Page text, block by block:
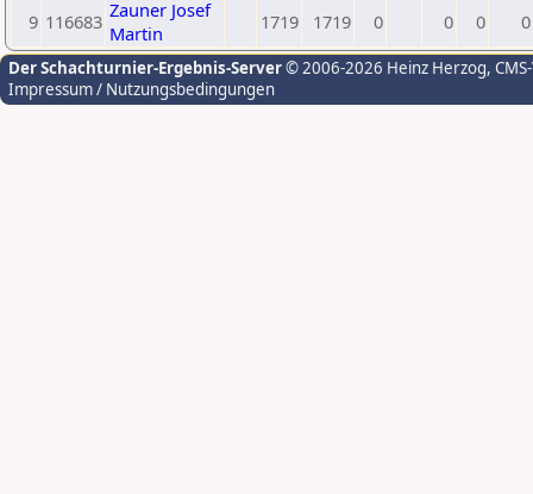
9 116683 Zauner Josef
Martin
1719 1719 0 0 0 0
Der Schachturnier-Ergebnis-Server© 2006-2026 Heinz Herzog,
Impressum / Nutzungsbedingungen